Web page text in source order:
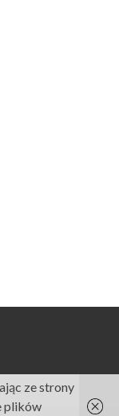
ze strony
plików